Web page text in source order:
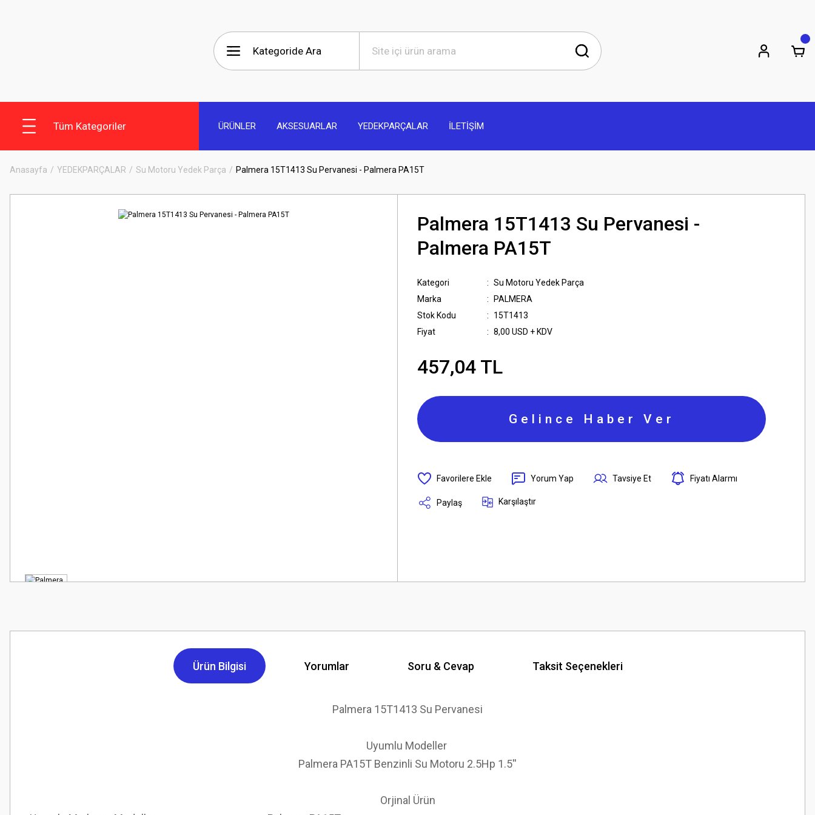
Tüm Kategoriler ÜRÜNLER AKSESUARLAR YEDEKPARÇALAR İLETİŞİM
Anasayfa YEDEKPARÇALAR Su Motoru Yedek Parça Palmera 15T1413 Su Pervanesi - Palmera PA15T
Palmera 15T1413 Su Pervanesi -
Palmera PA15T
Kategori
Su Motoru Yedek Parça
Marka
PALMERA
Stok Kodu
15T1413
Fiyat
8,00 USD + KDV
457,04 TL
Gelince Haber Ver
Yorum Yap Tavsiye Et Fiyatı Alarmı
Paylaş Karşılaştır
Ürün Bilgisi Yorumlar Soru & Cevap Taksit Seçenekleri
Palmera 15T1413 Su Pervanesi
Uyumlu Modeller
Palmera PA15T Benzinli Su Motoru 2.5Hp 1.5''
Orjinal Ürün